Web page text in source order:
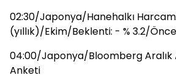
02:30/Japonya/Hanehalkı
(yıllık)/Ekim/Beklenti: - % 3.2/
04:00/Japonya/Bloomberg Aralık
Anketi